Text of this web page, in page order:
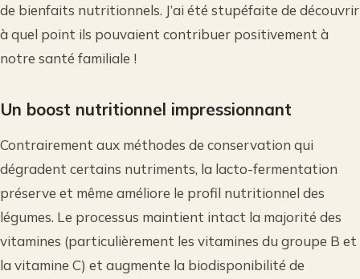
de bienfaits nutritionnels. J’ai été stupéfaite de découvrir
à quel point ils pouvaient contribuer positivement à
notre santé familiale !
Un boost nutritionnel impressionnant
Contrairement aux méthodes de conservation qui
dégradent certains nutriments, la lacto-fermentation
préserve et même améliore le profil nutritionnel des
légumes. Le processus maintient intact la majorité des
vitamines (particulièrement les vitamines du groupe B et
la vitamine C) et augmente la biodisponibilité de